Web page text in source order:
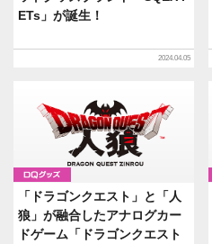
ETs」が誕生！
2024.04.05
「ドラゴンクエスト」と「人
狼」が融合したアナログカー
ドゲーム「ドラゴンクエスト